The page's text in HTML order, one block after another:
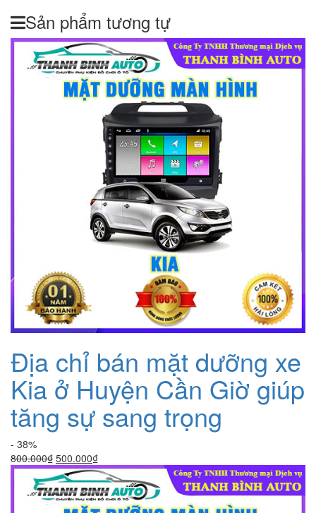
Sản phẩm tương tự
Địa chỉ bán mặt dưỡng xe
Kia ở Huyện Cần Giờ giúp
tăng sự sang trọng
- 38%
800.000₫ Giá
gốc
là:
800.000₫.
500.000₫Giá
hiện
tại
là: